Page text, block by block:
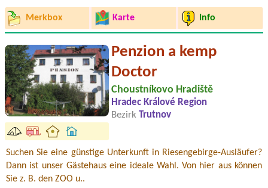
Merkbox Karte Info
Penzion a kemp
Doctor
Choustníkovo Hradiště
Hradec Králové Region
Bezirk Trutnov
Suchen Sie eine günstige Unterkunft in Riesengebirge-Ausläufer?
Dann ist unser Gästehaus eine ideale Wahl. Von hier aus können
Sie z. B. den ZOO u..